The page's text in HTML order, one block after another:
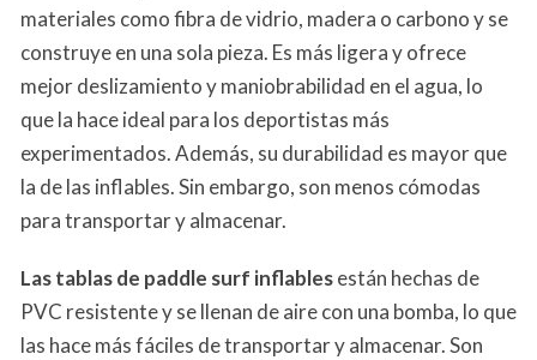
materiales como fibra de vidrio, madera o carbono y se
construye en una sola pieza. Es más ligera y ofrece
mejor deslizamiento y maniobrabilidad en el agua, lo
que la hace ideal para los deportistas más
experimentados. Además, su durabilidad es mayor que
la de las inflables. Sin embargo, son menos cómodas
para transportar y almacenar.
Las tablas de paddle surf inflablesestán hechas de
PVC resistente y se llenan de aire con una bomba, lo que
las hace más fáciles de transportar y almacenar. Son